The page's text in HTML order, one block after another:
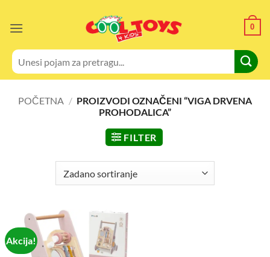
0
Pretraži:
POČETNA / PROIZVODI OZNAČENI “VIGA DRVENA
PROHODALICA”
FILTER
Akcija!